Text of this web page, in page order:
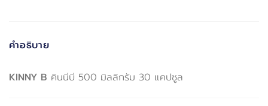
คำอธิบาย
KINNY B คินนีบี 500 มิลลิกรัม 30 แคปซูล